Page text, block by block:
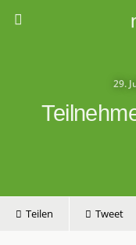
29.
Teilen Tweet